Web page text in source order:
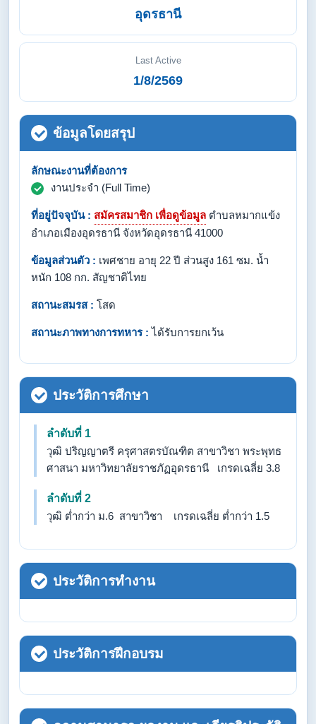
อุดรธานี
Last Active
1/8/2569
ข้อมูลโดยสรุป
ลักษณะงานที่ต้องการ
งานประจำ (Full Time)
ที่อยู่ปัจจุบัน : สมัครสมาชิก เพื่อดูข้อมูล ตำบลหมากแข้ง
อำเภอเมืองอุดรธานี จังหวัดอุดรธานี 41000
ข้อมูลส่วนตัว : เพศชาย อายุ 22 ปี ส่วนสูง 161 ซม. น้ำ
หนัก 108 กก. สัญชาติไทย
สถานะสมรส : โสด
สถานะภาพทางการทหาร : ได้รับการยกเว้น
ประวัติการศึกษา
ลำดับที่ 1
วุฒิ ปริญญาตรี ครุศาสตรบัณฑิต สาขาวิชา พระพุทธ
ศาสนา มหาวิทยาลัยราชภัฏอุดรธานี เกรดเฉลี่ย 3.8
ลำดับที่ 2
วุฒิ ต่ำกว่า ม.6 สาขาวิชา เกรดเฉลี่ย ต่ำกว่า 1.5
ประวัติการทำงาน
ประวัติการฝึกอบรม